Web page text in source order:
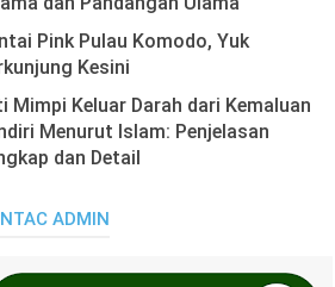
Pink Pulau Komodo, Yuk
Kesini
Mimpi Keluar Darah dari Kemaluan
Menurut Islam: Penjelasan
dan Detail
ADMIN